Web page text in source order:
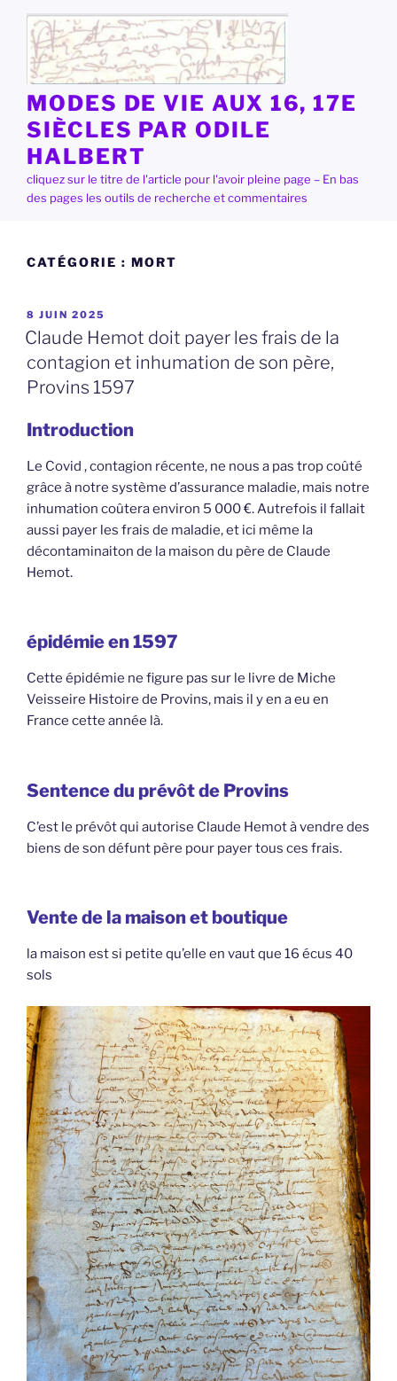
contenu
principal
MODES DE VIE AUX 16, 17E
SIÈCLES PAR ODILE
HALBERT
cliquez sur le titre de l'article pour l'avoir pleine page – En bas
des pages les outils de recherche et commentaires
CATÉGORIE : MORT
PUBLIÉ
LE
8 JUIN 2025
Claude Hemot doit payer les frais de la
contagion et inhumation de son père,
Provins 1597
Introduction
Le Covid , contagion récente, ne nous a pas trop coûté
grâce à notre système d’assurance maladie, mais notre
inhumation coûtera environ 5 000 €. Autrefois il fallait
aussi payer les frais de maladie, et ici même la
décontaminaiton de la maison du père de Claude
Hemot.
épidémie en 1597
Cette épidémie ne figure pas sur le livre de Miche
Veisseire Histoire de Provins, mais il y en a eu en
France cette année là.
Sentence du prévôt de Provins
C’est le prévôt qui autorise Claude Hemot à vendre des
biens de son défunt père pour payer tous ces frais.
Vente de la maison et boutique
la maison est si petite qu’elle en vaut que 16 écus 40
sols